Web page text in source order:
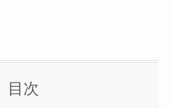
目次